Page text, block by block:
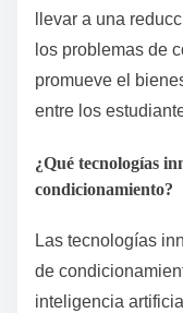
llevar a una
los problemas de
promueve el
entre los
¿Qué tecnologías
condicionamiento?
Las tecnologías
de
inteligencia